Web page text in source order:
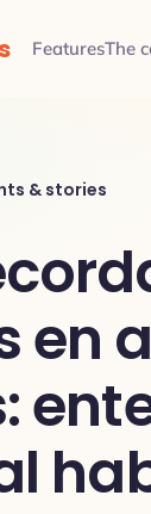
FeaturesThe
& stories
en